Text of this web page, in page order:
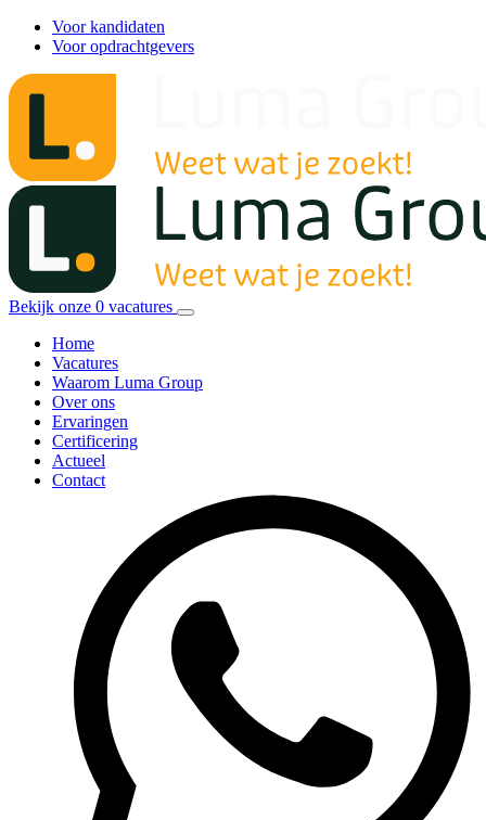
Voor kandidaten
Voor opdrachtgevers
Bekijk onze 0 vacatures
Home
Vacatures
Waarom Luma Group
Over ons
Ervaringen
Certificering
Actueel
Contact